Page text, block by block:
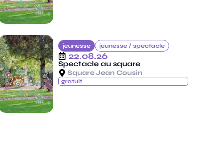
jeunesse jeunesse /spectacle
22.08.26
Spectacle au square
Square Jean Cousin
gratuit